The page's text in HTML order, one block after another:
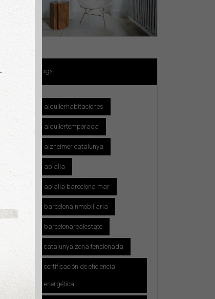
Tags
alquilerhabitaciones
alquilertemporada
alzheimer catalunya
apialia
apialia barcelona mar
barcelonainmobiliaria
barcelonarealestate
catalunya zona tensionada
certificación de eficiencia
energética